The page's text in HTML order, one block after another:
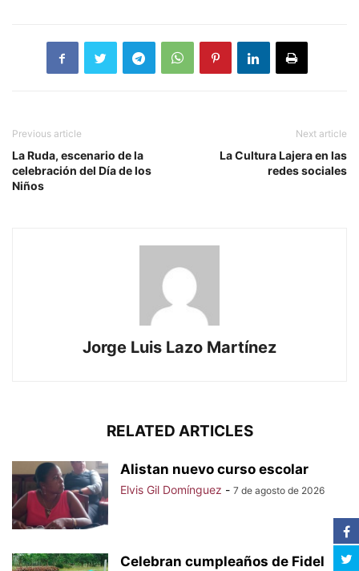
Previous article
La Ruda, escenario de la
celebración del Día de los
Niños
Next article
La Cultura Lajera en las
redes sociales
Jorge Luis Lazo Martínez
RELATED ARTICLES
Alistan nuevo curso escolar
Elvis Gil Domínguez - 7 de agosto de 2026
Celebran cumpleaños de Fidel